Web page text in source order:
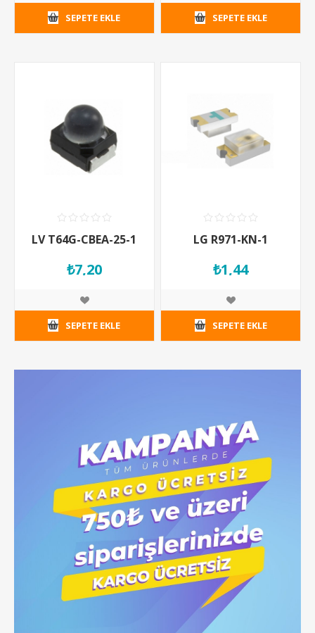
SEPETE EKLE SEPETE EKLE
LV T64G-CBEA-25-1
₺7,20
SEPETE EKLE
LG R971-KN-1
₺1,44
SEPETE EKLE